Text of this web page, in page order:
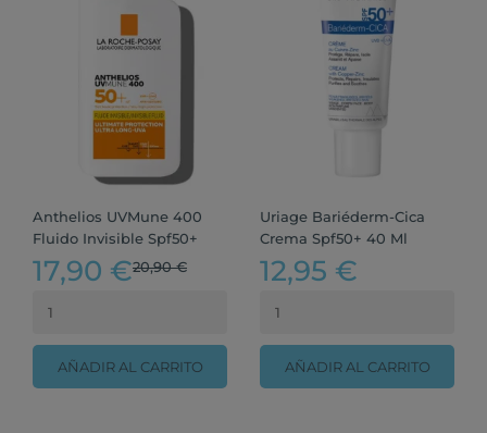
Anthelios UVMune 400
Fluido Invisible Spf50+
17,90 €20,90 €
AÑADIR AL CARRITO
Uriage Bariéderm-Cica
Crema Spf50+ 40 Ml
12,95 €
AÑADIR AL CARRITO